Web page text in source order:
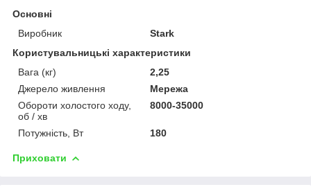
Основні
Виробник
Stark
Користувальницькі характеристики
Вага (кг)
2,25
Джерело живлення
Мережа
Обороти холостого ходу,
об / хв
8000-35000
Потужність, Вт 180
Приховати